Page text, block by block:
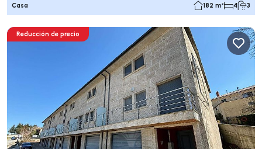
Casa 182 m² 4 3
Reducción de precio